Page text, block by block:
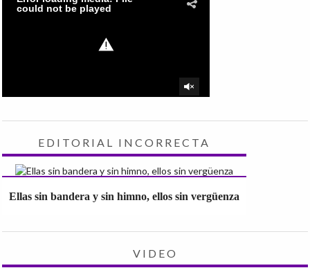
EDITORIAL INCORRECTA
Ellas sin bandera y sin himno, ellos sin vergüenza
VIDEO